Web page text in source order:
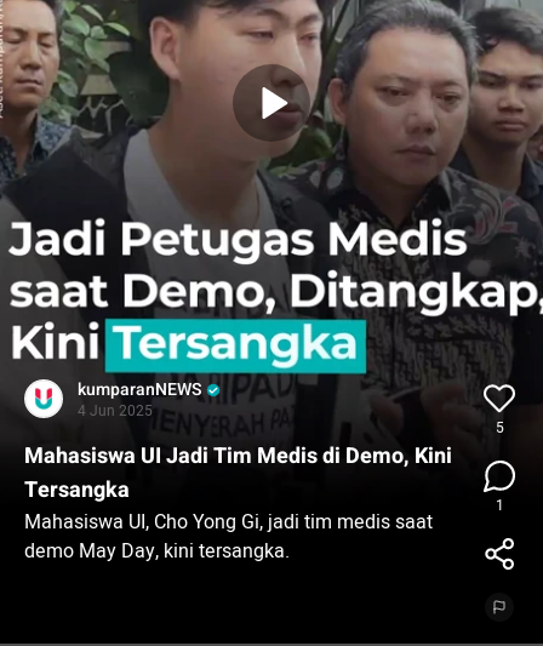
kumparanNEWS
4 Jun 2025
Mahasiswa UI Jadi Tim Medis di Demo, Kini
Tersangka
Mahasiswa UI, Cho Yong Gi, jadi tim medis saat
demo May Day, kini tersangka.
5
1